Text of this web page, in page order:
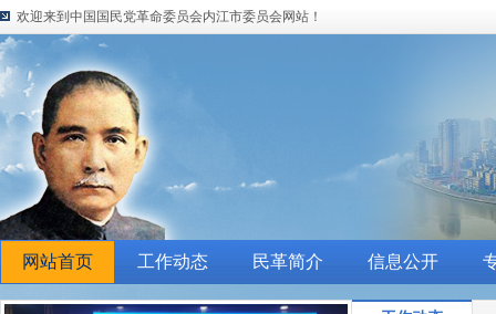
欢迎来到中国国民党革命委员会内江市委员会网站！
网站首页 工作动态 民革简介 信息公开